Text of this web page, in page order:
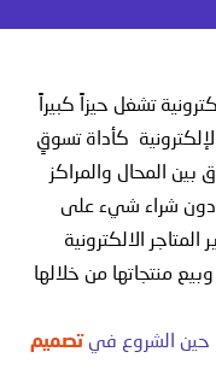
تشغل حيزاً كبيراً
كأداة تسوقٍ
المحال والمراكز
دون شراء شيء على
الالكترونية
منتجاتها من خلالها
حين الشروع فيتصميم